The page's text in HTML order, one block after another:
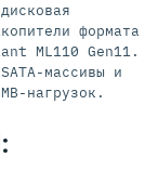
формата
ML110 Gen11.
массивы и
нагрузок.